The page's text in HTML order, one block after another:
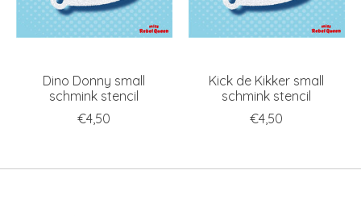
Dino Donny small
schmink stencil
€4,50
Kick de Kikker small
schmink stencil
€4,50